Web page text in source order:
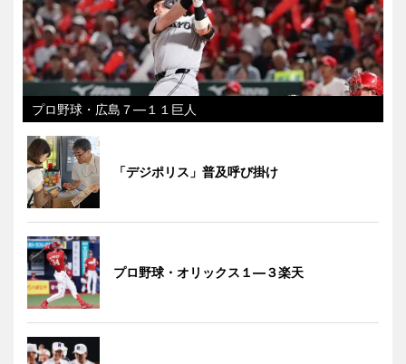
プロ野球・広島７―１１巨人
「デジポリス」普及呼び掛け
プロ野球・オリックス１―３楽天